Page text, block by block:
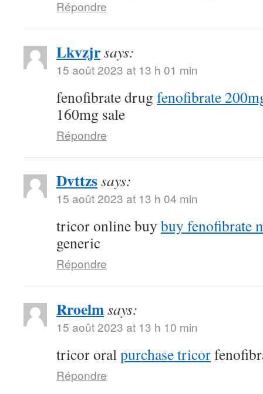
Répondre
Lkvzjrsays:
15 août 2023 at 13 h 01 min
fenofibrate drug fenofibrate
160mg sale
Répondre
Dvttzssays:
15 août 2023 at 13 h 04 min
tricor online buy buy fenofibrate
generic
Répondre
Rroelmsays:
15 août 2023 at 13 h 10 min
tricor oralpurchase tricor
Répondre